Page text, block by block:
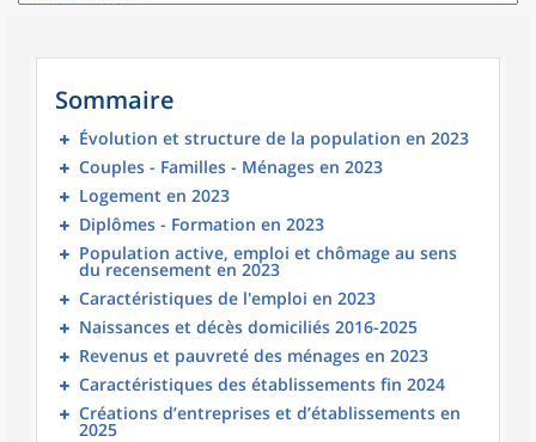
Sommaire
Évolution et structure de la population en 2023
Couples - Familles - Ménages en 2023
Logement en 2023
Diplômes - Formation en 2023
Population active, emploi et chômage au sens
du recensement en 2023
Caractéristiques de l'emploi en 2023
Naissances et décès domiciliés 2016-2025
Revenus et pauvreté des ménages en 2023
Caractéristiques des établissements fin 2024
Créations d’entreprises et d’établissements en
2025